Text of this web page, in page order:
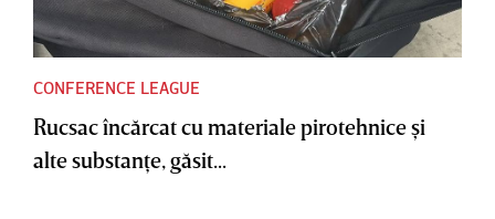
CONFERENCE LEAGUE
Rucsac încărcat cu materiale pirotehnice şi
alte substanţe, găsit...